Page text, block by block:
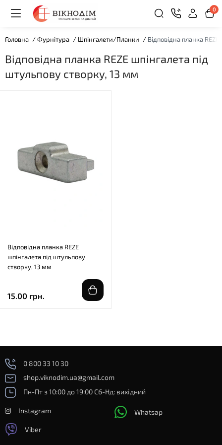
0
Головна Фурнітура Шпінгалети/Планки Відповідна планка
Відповідна планка REZE шпінгалета під
штульпову створку, 13 мм
Відповідна планка REZE
шпінгалета під штульпову
створку, 13 мм
15.00 грн.
0 800 33 10 30
shop.viknodim.ua@gmail.com
Пн-Пт з 10:00 до 19:00 Сб-Нд: вихідний
Instagram
Viber
Whatsap